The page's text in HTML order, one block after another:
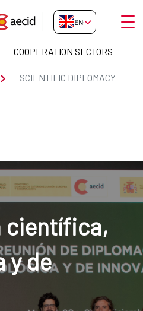
EN-GB
COOPERATION SECTORS
SCIENTIFIC DIPLOMACY
científica,
y de